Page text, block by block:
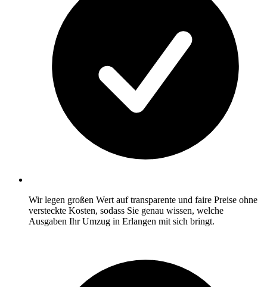
Wir legen großen Wert auf transparente und faire Preise ohne
versteckte Kosten, sodass Sie genau wissen, welche
Ausgaben Ihr Umzug in Erlangen mit sich bringt.